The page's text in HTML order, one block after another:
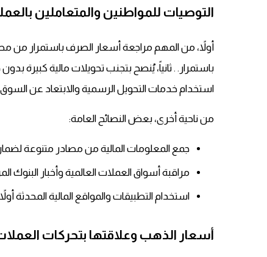
التوصيات للمواطنين والمتعاملين
أولاً، من المهم مراجعة أسعار الصرف باستمرار من
باستمرار. . ثانياً، يُنصح بتجنب تحويلات مالية كبيرة
استخدام خدمات التحويل الرسمية والابتعاد عن
من ناحية أخرى، بعض النصائح العامة:
جمع المعلومات المالية من مصادر متنوعة
مراقبة أسواق العملات العالمية وأخبار البنوك
استخدام التطبيقات والمواقع المالية المحدثة
أسعار الذهب وعلاقتها بتحركات العملات